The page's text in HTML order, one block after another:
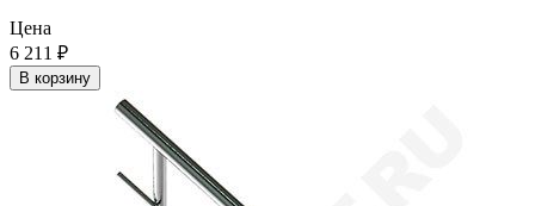
Цена
6 211 ₽
В корзину